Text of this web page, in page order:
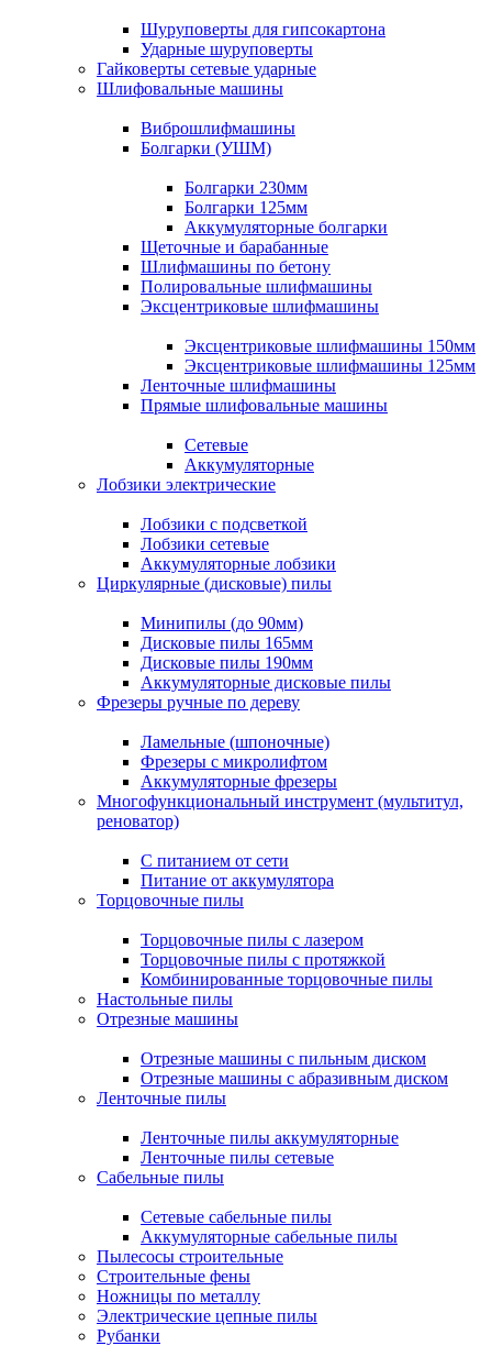
Шуруповерты для гипсокартона
Ударные шуруповерты
Гайковерты сетевые ударные
Шлифовальные машины
Виброшлифмашины
Болгарки (УШМ)
Болгарки 230мм
Болгарки 125мм
Аккумуляторные болгарки
Щеточные и барабанные
Шлифмашины по бетону
Полировальные шлифмашины
Эксцентриковые шлифмашины
Эксцентриковые шлифмашины 150мм
Эксцентриковые шлифмашины 125мм
Ленточные шлифмашины
Прямые шлифовальные машины
Сетевые
Аккумуляторные
Лобзики электрические
Лобзики с подсветкой
Лобзики сетевые
Аккумуляторные лобзики
Циркулярные (дисковые) пилы
Минипилы (до 90мм)
Дисковые пилы 165мм
Дисковые пилы 190мм
Аккумуляторные дисковые пилы
Фрезеры ручные по дереву
Ламельные (шпоночные)
Фрезеры с микролифтом
Аккумуляторные фрезеры
Многофункциональный инструмент (мультитул,
реноватор)
С питанием от сети
Питание от аккумулятора
Торцовочные пилы
Торцовочные пилы с лазером
Торцовочные пилы с протяжкой
Комбинированные торцовочные пилы
Настольные пилы
Отрезные машины
Отрезные машины с пильным диском
Отрезные машины с абразивным диском
Ленточные пилы
Ленточные пилы аккумуляторные
Ленточные пилы сетевые
Сабельные пилы
Сетевые сабельные пилы
Аккумуляторные сабельные пилы
Пылесосы строительные
Строительные фены
Ножницы по металлу
Электрические цепные пилы
Рубанки